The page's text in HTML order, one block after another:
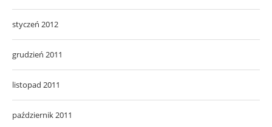
styczeń 2012
grudzień 2011
listopad 2011
październik 2011